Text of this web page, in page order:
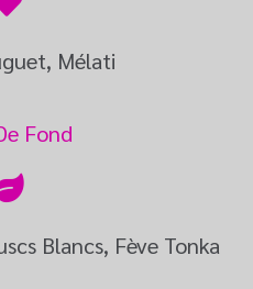
Mélati
Fond
Blancs, Fève Tonka